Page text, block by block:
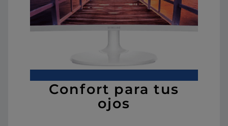
Confort para tus
ojos